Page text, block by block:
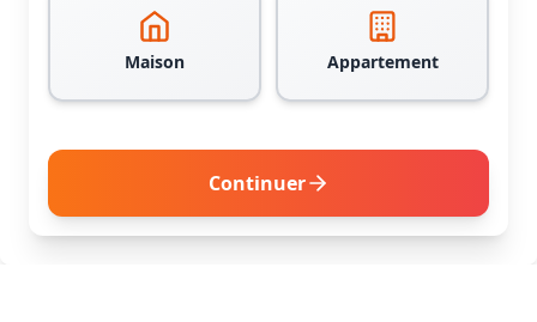
Maison Appartement
Continuer